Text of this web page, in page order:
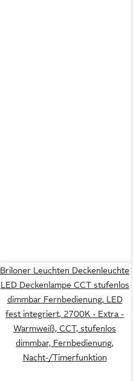
Briloner Leuchten Deckenleuchte
LED Deckenlampe CCT stufenlos
dimmbar Fernbedienung, LED
fest integriert, 2700K - Extra -
Warmweiß, CCT, stufenlos
dimmbar, Fernbedienung,
Nacht-/Timerfunktion